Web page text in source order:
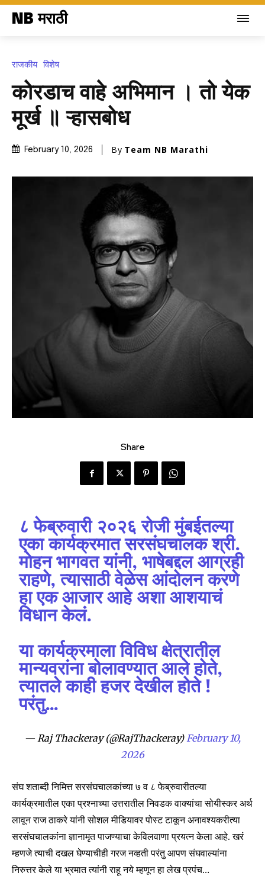
NB मराठी
राजकीय विशेष
कोरडाच वाहे अभिमान । तो येक
मूर्ख ॥ ऱ्हासबोध
February 10, 2026 By Team NB Marathi
Share
८ फेब्रुवारी २०२६ रोजी मुंबईतल्या
एका कार्यक्रमात सरसंघचालक श्री.
मोहन भागवत यांनी, भाषेबद्दल आग्रही
राहणे, त्यासाठी वेळेस आंदोलन करणे
हा एक आजार आहे अशा आशयाचं
विधान केलं.
या कार्यक्रमाला विविध क्षेत्रातील
मान्यवरांना बोलावण्यात आले होते,
त्यातले काही हजर देखील होते !
परंतु…
— Raj Thackeray (@RajThackeray)February 10,
2026
संघ शताब्दी निमित्त सरसंघचालकांच्या ७ व ८ फेब्रुवारीतल्या
कार्यक्रमातील एका प्रश्नाच्या उत्तरातील निवडक वाक्यांचा सोयीस्कर अर्थ
लावून राज ठाकरे यांनी सोशल मीडियावर पोस्ट टाकून अनावश्यकरीत्या
सरसंघचालकांना ज्ञानामृत पाजण्याचा केविलवाणा प्रयत्न केला आहे. खरं
म्हणजे त्याची दखल घेण्याचीही गरज नव्हती परंतु आपण संघवाल्यांना
निरुत्तर केले या भ्रमात त्यांनी राहू नये म्हणून हा लेख प्रपंच…